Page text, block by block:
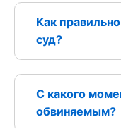
Как
суд?
С какого
обвиняемым?